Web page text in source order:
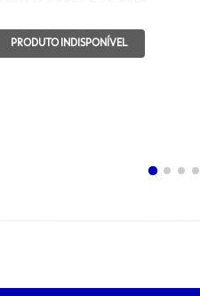
PRODUTO INDISPONÍVEL